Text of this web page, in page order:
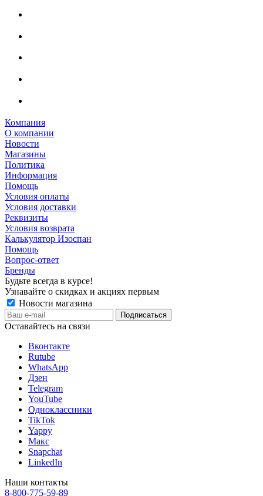
Компания
О компании
Новости
Магазины
Политика
Информация
Помощь
Условия оплаты
Условия доставки
Реквизиты
Условия возврата
Калькулятор Изоспан
Помощь
Вопрос-ответ
Бренды
Будьте всегда в курсе!
Узнавайте о скидках и акциях первым
Новости магазина
Оставайтесь на связи
Вконтакте
Rutube
WhatsApp
Дзен
Telegram
YouTube
Одноклассники
TikTok
Yappy
Макс
Snapchat
LinkedIn
Наши контакты
8-800-775-59-89